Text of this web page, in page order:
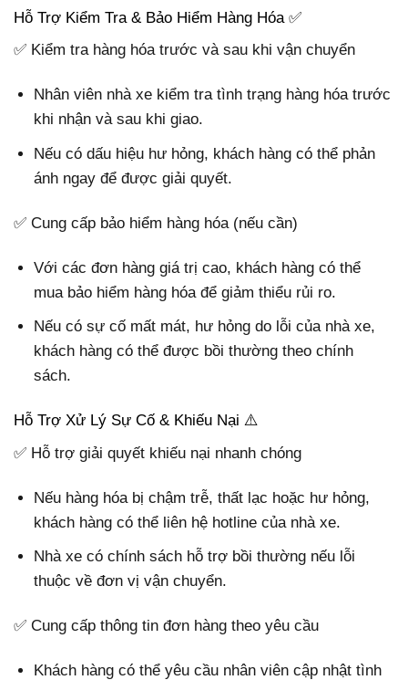
Hỗ Trợ Kiểm Tra & Bảo Hiểm Hàng Hóa ✅
✅ Kiểm tra hàng hóa trước và sau khi vận chuyển
Nhân viên nhà xe kiểm tra tình trạng hàng hóa trước
khi nhận và sau khi giao.
Nếu có dấu hiệu hư hỏng, khách hàng có thể phản
ánh ngay để được giải quyết.
✅ Cung cấp bảo hiểm hàng hóa (nếu cần)
Với các đơn hàng giá trị cao, khách hàng có thể
mua bảo hiểm hàng hóa để giảm thiểu rủi ro.
Nếu có sự cố mất mát, hư hỏng do lỗi của nhà xe,
khách hàng có thể được bồi thường theo chính
sách.
Hỗ Trợ Xử Lý Sự Cố & Khiếu Nại ⚠️
✅ Hỗ trợ giải quyết khiếu nại nhanh chóng
Nếu hàng hóa bị chậm trễ, thất lạc hoặc hư hỏng,
khách hàng có thể liên hệ hotline của nhà xe.
Nhà xe có chính sách hỗ trợ bồi thường nếu lỗi
thuộc về đơn vị vận chuyển.
✅ Cung cấp thông tin đơn hàng theo yêu cầu
Khách hàng có thể yêu cầu nhân viên cập nhật tình